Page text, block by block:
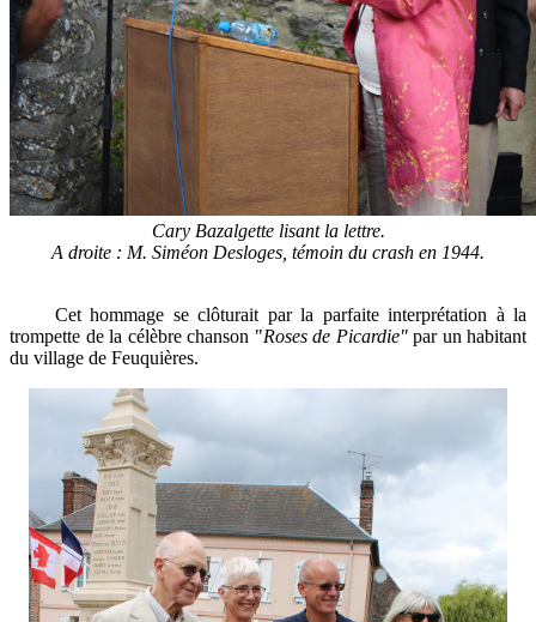
Cary Bazalgette lisant la lettre.
A droite : M. Siméon Desloges, témoin du crash en 1944.
Cet hommage se clôturait par la parfaite interprétation à la
trompette de la célèbre chanson "Roses de Picardie"par un habitant
du village de Feuquières.